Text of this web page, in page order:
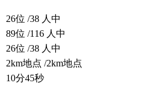
26位 /38 人中
89位 /116 人中
26位 /38 人中
2km地点 /2km地点
10分45秒